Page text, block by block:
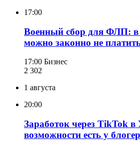
17:00
Военный сбор для ФЛП: в
можно законно не
17:00 Бизнес
2 302
1 августа
20:00
Заработок через TikTok в
возможности есть у